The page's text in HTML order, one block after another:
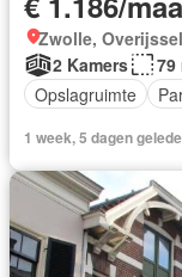
Zwolle, Overijssel
2 Kamers
79
Opslagruimte
1 week, 5 dagen